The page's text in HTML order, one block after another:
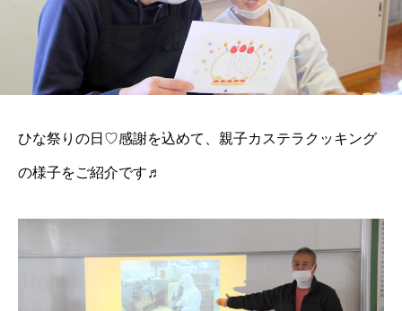
ひな祭りの日♡感謝を込めて、親子カステラクッキング
の様子をご紹介です♬